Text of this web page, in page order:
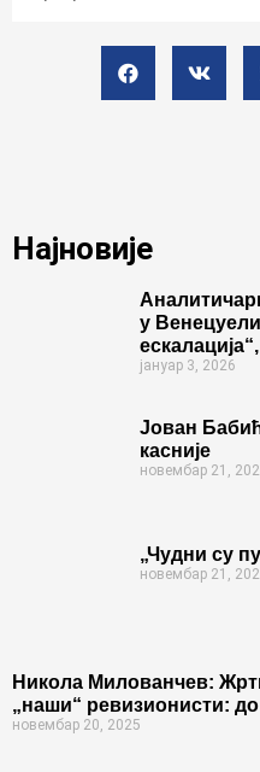
Најновије
у
јануар 3, 2026
Јован
касније
новембар 21,
„Чудни су
новембар 21,
Никола Милованчев:
„наши“ ревизионисти:
новембар 20, 2025